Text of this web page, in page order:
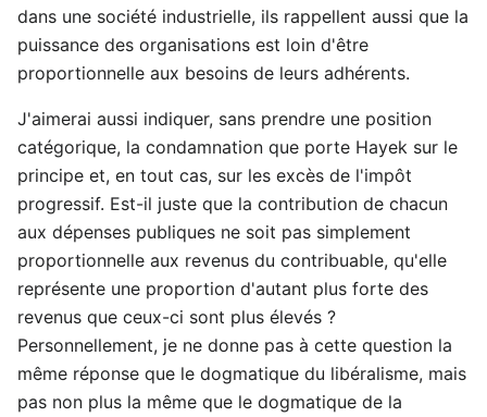
dans une société industrielle, ils rappellent aussi que la
puissance des organisations est loin d'être
proportionnelle aux besoins de leurs adhérents.
J'aimerai aussi indiquer, sans prendre une position
catégorique, la condamnation que porte Hayek sur le
principe et, en tout cas, sur les excès de l'impôt
progressif. Est-il juste que la contribution de chacun
aux dépenses publiques ne soit pas simplement
proportionnelle aux revenus du contribuable, qu'elle
représente une proportion d'autant plus forte des
revenus que ceux-ci sont plus élevés ?
Personnellement, je ne donne pas à cette question la
même réponse que le dogmatique du libéralisme, mais
pas non plus la même que le dogmatique de la